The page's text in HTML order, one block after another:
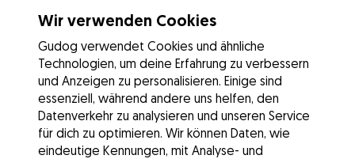
Wir verwenden Cookies
Gudog verwendet Cookies und ähnliche
Technologien, um deine Erfahrung zu verbessern
und Anzeigen zu personalisieren. Einige sind
essenziell, während andere uns helfen, den
Datenverkehr zu analysieren und unseren Service
für dich zu optimieren. Wir können Daten, wie
eindeutige Kennungen, mit Analyse- und